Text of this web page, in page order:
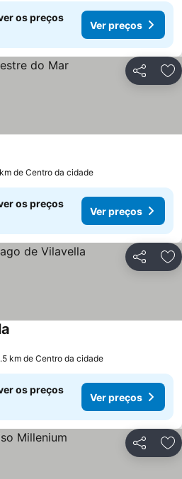
os preços
Ver preços
Partilhar
de Centro da cidade
os preços
Ver preços
Partilhar
km de Centro da cidade
os preços
Ver preços
Partilhar